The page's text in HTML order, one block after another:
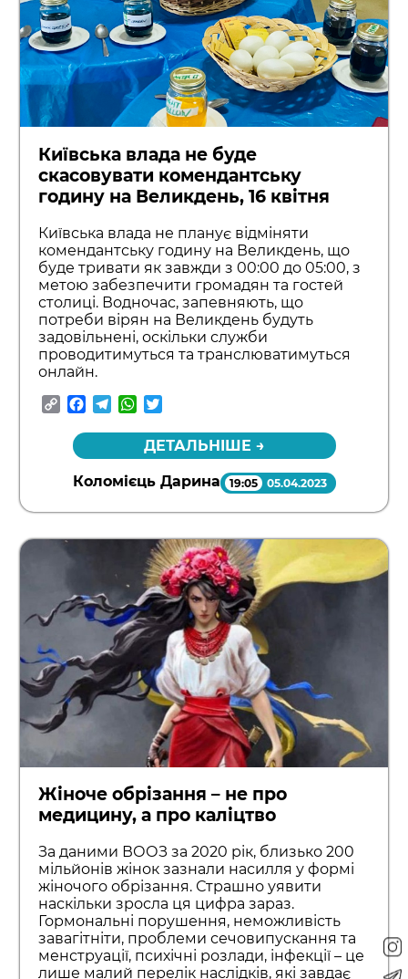
Київська влада не буде
скасовувати комендантську
годину на Великдень, 16 квітня
Київська влада не планує відміняти
комендантську годину на Великдень, що
буде тривати як завжди з 00:00 до 05:00, з
метою забезпечити громадян та гостей
столиці. Водночас, запевняють, що
потреби вірян на Великдень будуть
задовільнені, оскільки служби
проводитимуться та транслюватимуться
онлайн.
CopyFacebook
TelegramWhatsApp
ДЕТАЛЬНІШЕ →
Коломієць Дарина 19:05 05.04.2023
Жіноче обрізання – не про
медицину, а про каліцтво
За даними ВООЗ за 2020 рік, близько 200
мільйонів жінок зазнали насилля у формі
жіночого обрізання. Страшно уявити
наскільки зросла ця цифра зараз.
Гормональні порушення, неможливість
завагітніти, проблеми сечовипускання та
менструації, психічні розлади, інфекції – це
лише малий перелік наслідків, які завдає